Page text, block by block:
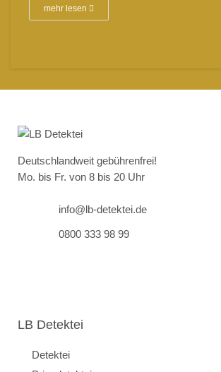
mehr lesen
Deutschlandweit gebührenfrei!
Mo. bis Fr. von 8 bis 20 Uhr
info@lb-detektei.de
0800 333 98 99
LB Detektei
Detektei